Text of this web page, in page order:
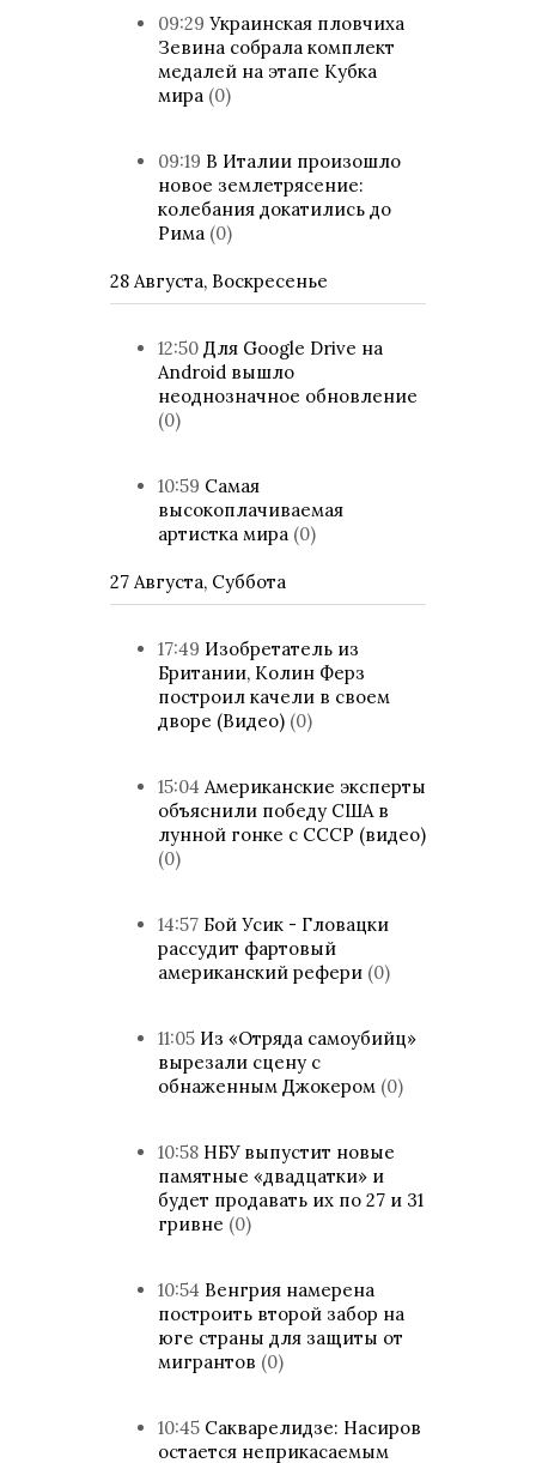
09:29 Украинская пловчиха
Зевина собрала комплект
медалей на этапе Кубка
мира (0)
09:19 В Италии произошло
новое землетрясение:
колебания докатились до
Рима (0)
28 Августа, Воскресенье
12:50 Для Google Drive на
Android вышло
неоднозначное обновление
(0)
10:59 Самая
высокоплачиваемая
артистка мира (0)
27 Августа, Суббота
17:49 Изобретатель из
Британии, Колин Ферз
построил качели в своем
дворе (Видео) (0)
15:04 Американские эксперты
объяснили победу США в
лунной гонке с СССР (видео)
(0)
14:57 Бой Усик - Гловацки
рассудит фартовый
американский рефери (0)
11:05 Из «Отряда самоубийц»
вырезали сцену с
обнаженным Джокером (0)
10:58 НБУ выпустит новые
памятные «двадцатки» и
будет продавать их по 27 и 31
гривне (0)
10:54 Венгрия намерена
построить второй забор на
юге страны для защиты от
мигрантов (0)
10:45 Сакварелидзе: Насиров
остается неприкасаемым